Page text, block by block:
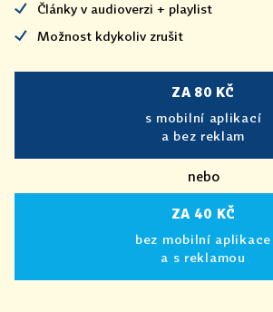
Články v audioverzi + playlist
Možnost kdykoliv zrušit
ZA 80 KČ
s mobilní aplikací
a bez reklam
nebo
ZA 40 KČ
bez mobilní aplikace
a s reklamou